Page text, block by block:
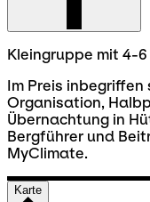
Kleingruppe mit 4-
Im Preis
Organisation,
Übernachtung in
Bergführer und
MyClimate.
Karte